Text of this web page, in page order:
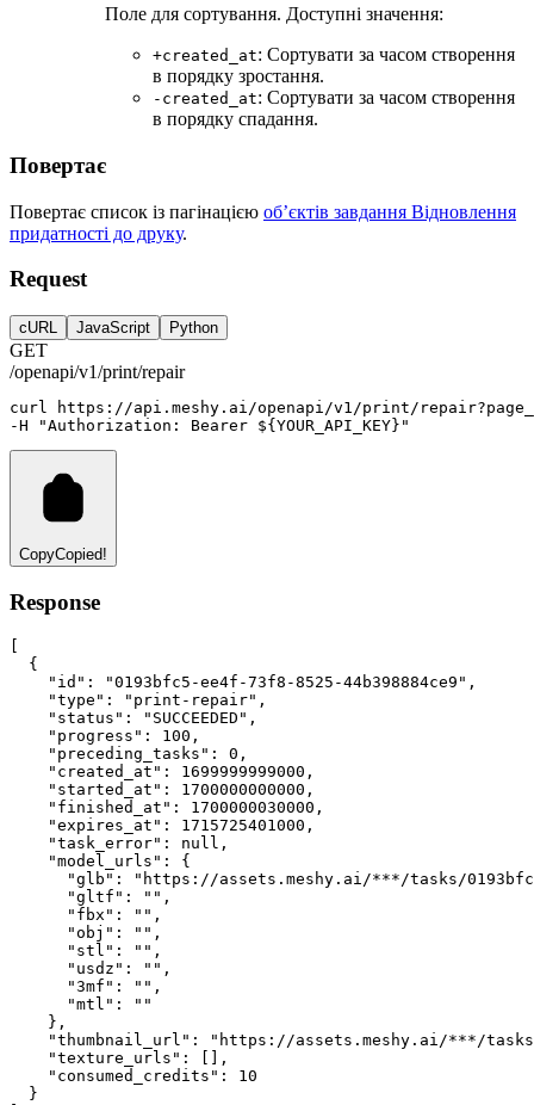
Поле для сортування. Доступні значення:
+created_at: Сортувати за часом створення
в порядку зростання.
-created_at: Сортувати за часом створення
в порядку спадання.
Повертає
Повертає список із пагінацією об’єктів завдання Відновлення
придатності до друку.
Request
cURL JavaScript Python
GET
/openapi/v1/print/repair
curl
https://api.meshy.ai/openapi/v1/print/
-H
"Authorization: Bearer ${YOUR_API_KEY}"
CopyCopied!
Response
  {
"id" : "0193bfc5-ee4f-73f8-8525-44b398884ce9" ,
"type" : "print-repair" ,
"status" : "SUCCEEDED" ,
"progress" : 100 ,
"preceding_tasks" : 0 ,
"created_at" : 1699999999000 ,
"started_at" : 1700000000000 ,
"finished_at" : 1700000030000 ,
"expires_at" : 1715725401000 ,
"task_error" : null ,
"model_urls" :
{
"glb" :
"https://assets.meshy.ai/***/tasks/
"gltf" : "" ,
"fbx" : "" ,
"obj" : "" ,
"stl" : "" ,
"usdz" : "" ,
"3mf" : "" ,
"mtl" :
""
    }
,
"thumbnail_url" :
"https://assets.meshy.ai/***/tasks/
"texture_urls" :
,
"consumed_credits" :
10
  }